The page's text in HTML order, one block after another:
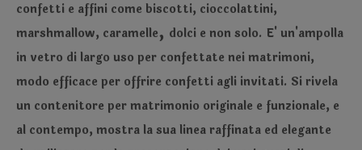
confetti e affini come biscotti, cioccolattini,
marshmallow, caramelle, dolci e non solo. E' un'ampolla
in vetro di largo uso per confettate nei matrimoni,
modo efficace per offrire confetti agli invitati. Si rivela
un contenitore per matrimonio originale e funzionale, e
al contempo, mostra la sua linea raffinata ed elegante